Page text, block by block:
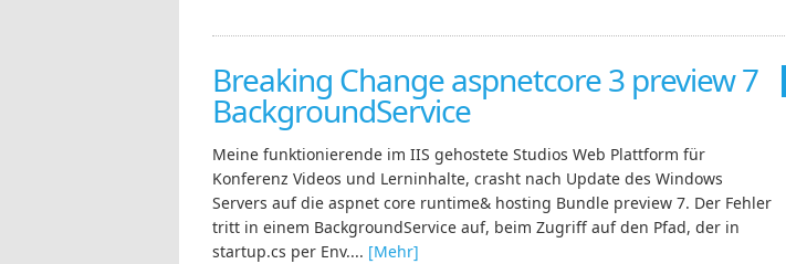
Breaking Change aspnetcore 3 preview 7
BackgroundService
Meine funktionierende im IIS gehostete Studios Web Plattform für
Konferenz Videos und Lerninhalte, crasht nach Update des Windows
Servers auf die aspnet core runtime& hosting Bundle preview 7. Der Fehler
tritt in einem BackgroundService auf, beim Zugriff auf den Pfad, der in
startup.cs per Env.... [Mehr]